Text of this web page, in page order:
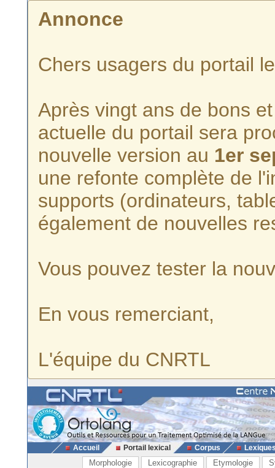
Annonce
Chers usagers du portail
Après vingt ans de bons
actuelle du portail sera
nouvelle version au 1er
une refonte complète de
supports (ordinateurs,
également de nouvelles
Vous pouvez tester la
En vous remerciant,
L'équipe du CNRTL
Accueil Portail lexical Corpus
Morphologie Lexicographie Etymologie